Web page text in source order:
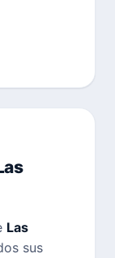
Las
sus